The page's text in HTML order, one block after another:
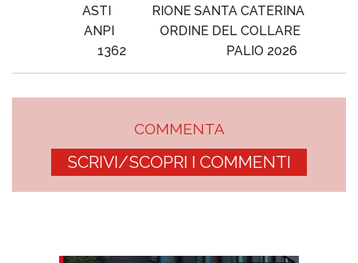
ASTI
RIONE SANTA CATERINA
ANPI
ORDINE DEL COLLARE
1362
PALIO 2026
COMMENTA
SCRIVI/SCOPRI I COMMENTI